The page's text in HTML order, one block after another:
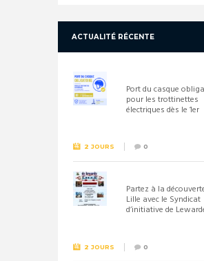
ACTUALITÉ RÉCENTE
Port du casque
pour les trottinettes
électriques dès le 1er
2 JOURS 0
Partez à la
Lille avec le Syndicat
d’initiative de
2 JOURS 0